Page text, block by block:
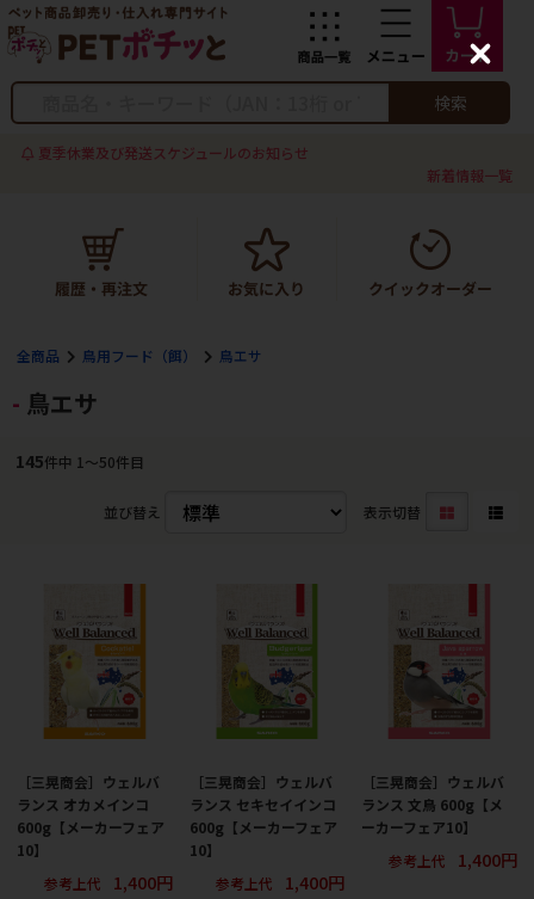
検索
夏季休業及び発送スケジュールのお知らせ
新着情報一覧
全商品 鳥用フード（餌） 鳥エサ
鳥エサ
145件中 1〜50件目
並び替え 表示切替
［三晃商会］ウェルバ
ランス オカメインコ
600g【メーカーフェア
10】
参考上代
1,400円
［三晃商会］ウェルバ
ランス セキセイインコ
600g【メーカーフェア
10】
参考上代
1,400円
［三晃商会］ウェルバ
ランス 文鳥 600g【メ
ーカーフェア10】
参考上代
1,400円
C
l
s